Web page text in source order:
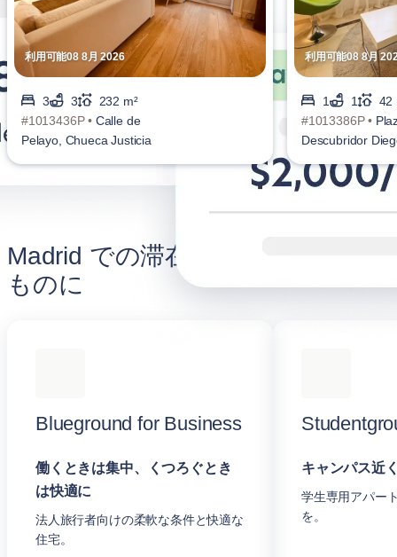
利用可能08 8月 2026
3 3
232 m²
#1013436P • Calle de
Pelayo, Chueca Justicia
利用可能08 8月
1 1
42
#1013386P •
Descubridor
Madrid での滞在をより充実した
ものに
Blueground for Business
働くときは集中、くつろぐとき
は快適に
法人旅行者向けの柔軟な条件と快適な
住宅。
キャンパス近
学生専用アパー
を。